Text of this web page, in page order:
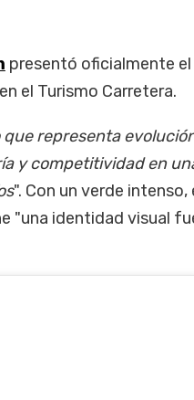
presentó oficialmente
el Turismo Carretera.
representa
y competitividad en
". Con un verde
"una identidad visual